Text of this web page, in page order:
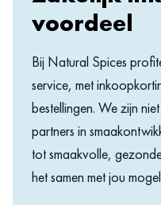
Laag Vetgehalte:Geniet
aanzienlijk minder vet.
Romige Textuur:Ondanks
dressing een heerlijk romige
Grootverpakking:
waardoor onze verpakking
omgevingen.
voordeel
Bij Natural Spices
service, met
bestellingen. We zijn
partners in
tot smaakvolle,
het samen met jou